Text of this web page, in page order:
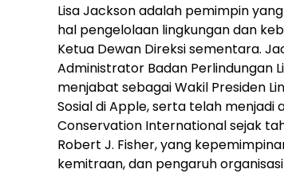
Lisa Jackson adalah pemimpin
hal pengelolaan lingkungan dan
Ketua Dewan Direksi sementara.
Administrator Badan Perlindungan
menjabat sebagai Wakil Presiden
Sosial di Apple, serta telah menjadi
Conservation International sejak
Robert J. Fisher, yang
kemitraan, dan pengaruh organisasi